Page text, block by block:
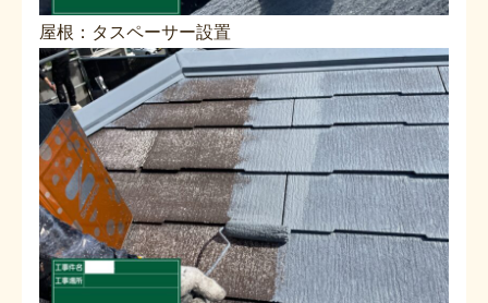
屋根：タスペーサー設置